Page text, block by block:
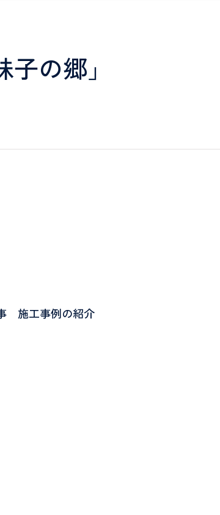
の郷」
施工事例の紹介